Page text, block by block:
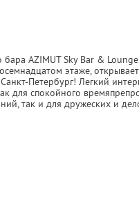
AZIMUT Sky Bar & Lounge,
этаже,
Петербург! Легкий
для спокойного
так и для дружеских и